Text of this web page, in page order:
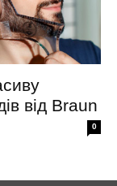
від Braun
0